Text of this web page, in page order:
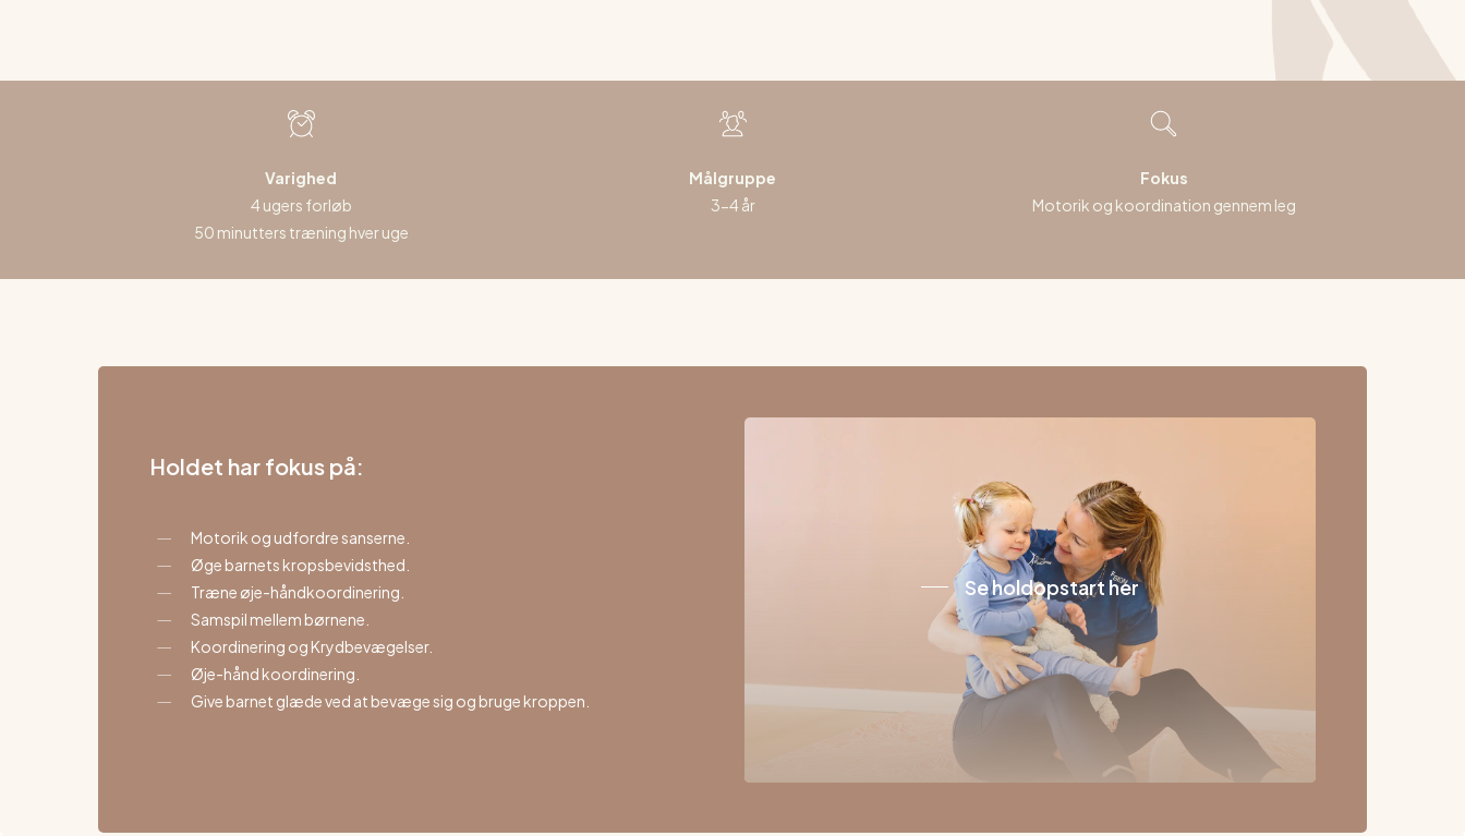
Varighed
4 ugers forløb
50 minutters træning hver uge
Målgruppe
3-4 år
Fokus
Motorik og koordination gennem leg
Holdet har fokus på:
Motorik og udfordre sanserne.
Øge barnets kropsbevidsthed.
Træne øje-håndkoordinering.
Samspil mellem børnene.
Koordinering og Krydbevægelser.
Øje-hånd koordinering.
Give barnet glæde ved at bevæge sig og bruge kroppen.
Se holdopstart her